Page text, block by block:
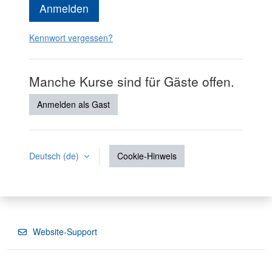
Anmelden
Kennwort vergessen?
Manche Kurse sind für Gäste offen.
Anmelden als Gast
Deutsch ‎(de)‎ Cookie-Hinweis
Website-Support